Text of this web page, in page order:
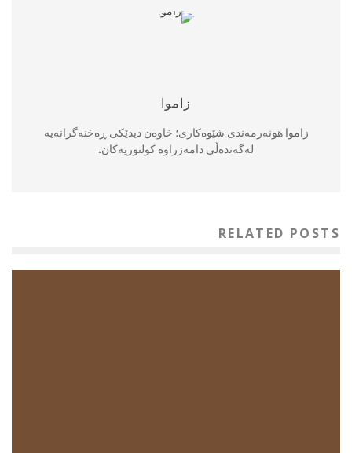
زاموا
زاموا هونەرمەندی شێوەکاری؛ خاوەن دیدێکی ڕەخنەگرانەیە
لەگەندەڵی دامەزراوە کولتوریەکان.
RELATED POSTS